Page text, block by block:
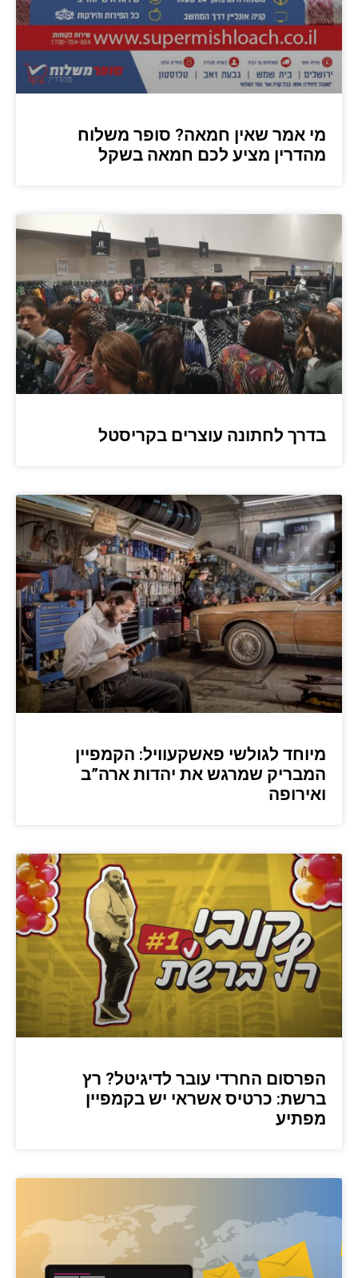
מי אמר שאין חמאה? סופר משלוח
מהדרין מציע לכם חמאה בשקל
בדרך לחתונה עוצרים בקריסטל
מיוחד לגולשי פאשקעוויל: הקמפיין
המבריק שמרגש את יהדות ארה”ב
ואירופה
הפרסום החרדי עובר לדיגיטל? רץ
ברשת: כרטיס אשראי יש בקמפיין
מפתיע